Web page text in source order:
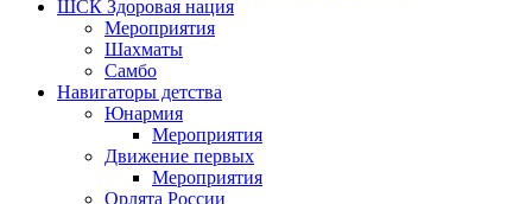
ШСК Здоровая нация
Мероприятия
Шахматы
Самбо
Навигаторы детства
Юнармия
Мероприятия
Движение первых
Мероприятия
Орлята России